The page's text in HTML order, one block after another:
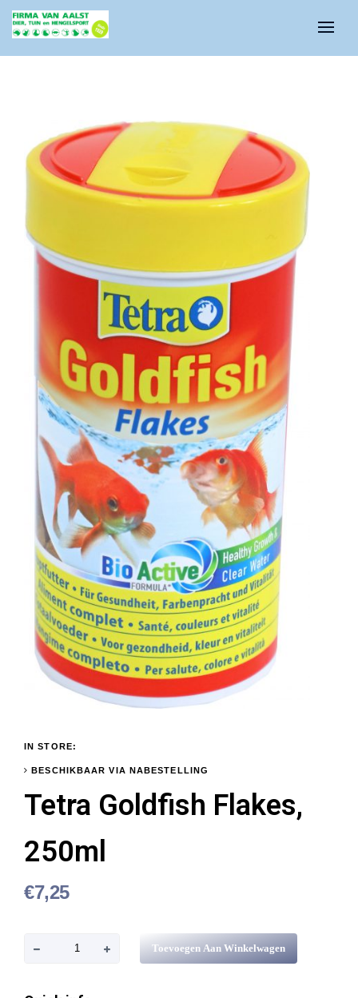
IN STORE:
BESCHIKBAAR VIA NABESTELLING
Tetra Goldfish Flakes,
250ml
€7,25
t
Toevoegen Aan Winkelwagen